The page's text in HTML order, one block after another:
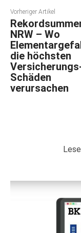
Vorheriger Artikel
NRW – Wo
die höchsten
Schäden
verursachen